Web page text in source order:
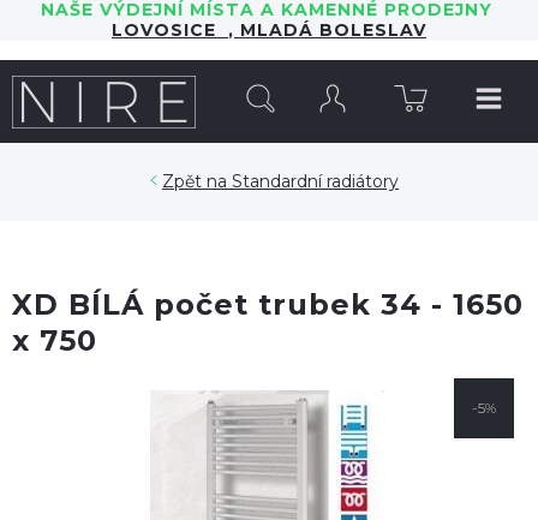
NAŠE VÝDEJNÍ MÍSTA A KAMENNÉ PRODEJNY
LOVOSICE , MLADÁ BOLESLAV
Standardní radiátory
XD BÍLÁ počet trubek 34 - 1650
x 750
-5%